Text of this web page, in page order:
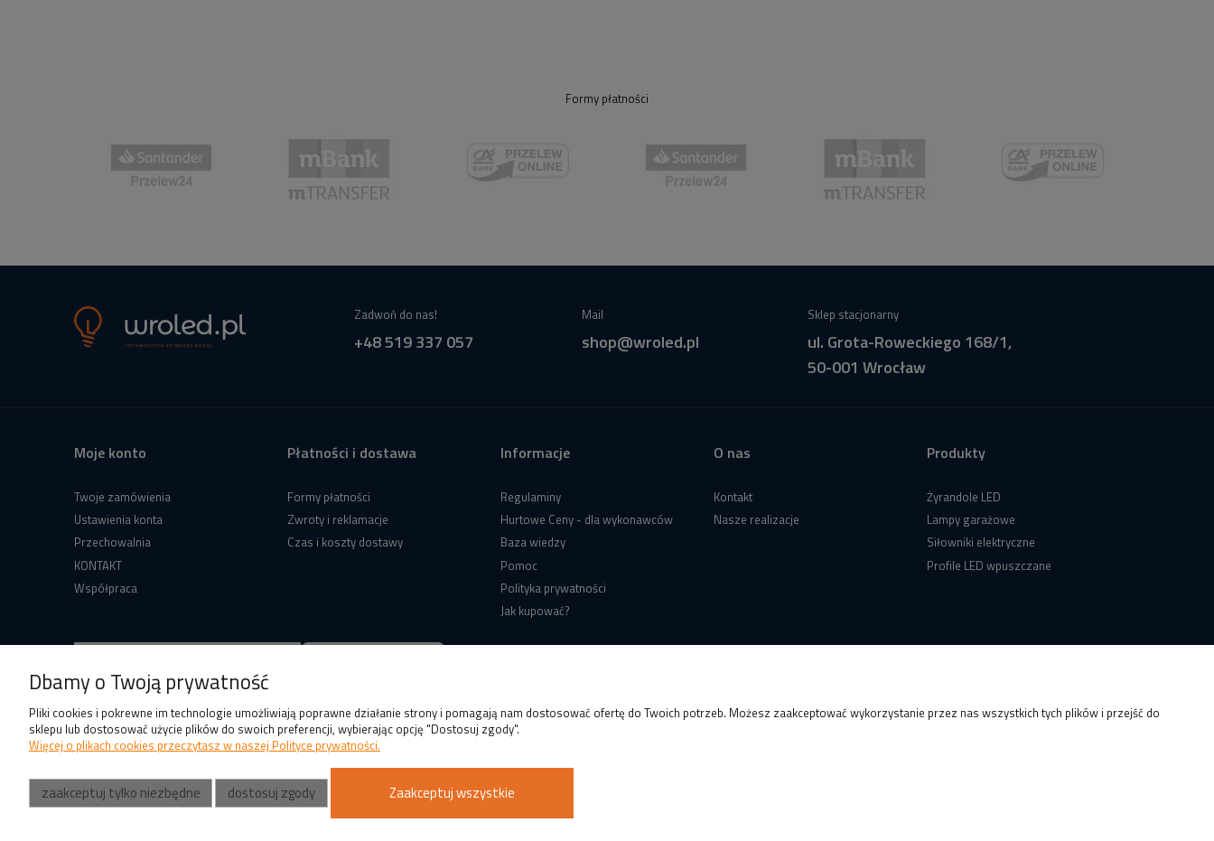
Formy płatności
Zadwoń do nas!
+48 519 337 057
Mail
shop@wroled.pl
Sklep stacjonarny
ul. Grota-Roweckiego 168/1,
50-001 Wrocław
Moje konto
Twoje zamówienia
Ustawienia konta
Przechowalnia
KONTAKT
Współpraca
Płatności i dostawa
Formy płatności
Zwroty i reklamacje
Czas i koszty dostawy
Informacje
Regulaminy
Hurtowe Ceny - dla wykonawców
Baza wiedzy
Pomoc
Polityka prywatności
Jak kupować?
O nas
Kontakt
Nasze realizacje
Produkty
Żyrandole LED
Lampy garażowe
Siłowniki elektryczne
Profile LED wpuszczane
Dbamy o Twoją prywatność
Pliki cookies i pokrewne im technologie umożliwiają poprawne działanie strony i pomagają nam dostosować ofertę do Twoich potrzeb. Możesz zaakceptować wykorzystanie przez nas wszystkich tych plików i przejść do
sklepu lub dostosować użycie plików do swoich preferencji, wybierając opcję "Dostosuj zgody".
Więcej o plikach cookies przeczytasz w naszej Polityce prywatności.
zaakceptuj tylko niezbędne dostosuj zgody Zaakceptuj wszystkie